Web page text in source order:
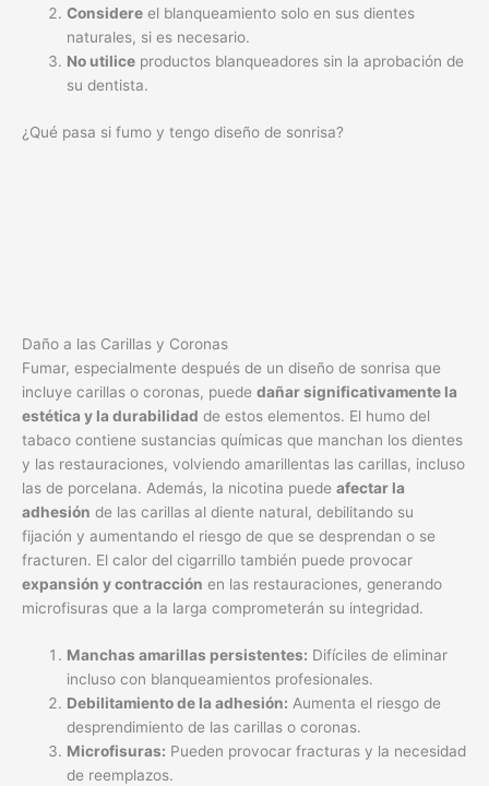
Considere el blanqueamiento solo en sus dientes
naturales, si es necesario.
No utilice productos blanqueadores sin la aprobación de
su dentista.
¿Qué pasa si fumo y tengo diseño de sonrisa?
Daño a las Carillas y Coronas
Fumar, especialmente después de un diseño de sonrisa que
incluye carillas o coronas, puede dañar significativamente la
estética y la durabilidad de estos elementos. El humo del
tabaco contiene sustancias químicas que manchan los dientes
y las restauraciones, volviendo amarillentas las carillas, incluso
las de porcelana. Además, la nicotina puede afectar la
adhesión de las carillas al diente natural, debilitando su
fijación y aumentando el riesgo de que se desprendan o se
fracturen. El calor del cigarrillo también puede provocar
expansión y contracción en las restauraciones, generando
microfisuras que a la larga comprometerán su integridad.
Manchas amarillas persistentes: Difíciles de eliminar
incluso con blanqueamientos profesionales.
Debilitamiento de la adhesión: Aumenta el riesgo de
desprendimiento de las carillas o coronas.
Microfisuras: Pueden provocar fracturas y la necesidad
de reemplazos.